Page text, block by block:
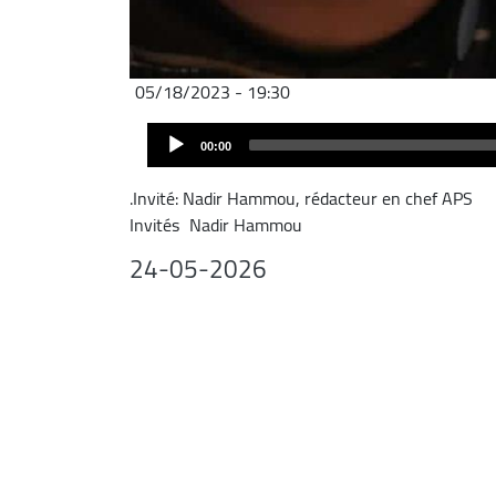
05/18/2023 - 19:30
Audio
Player 00:00
.Invité: Nadir Hammou, rédacteur en chef APS
Invités Nadir Hammou
24-05-2026